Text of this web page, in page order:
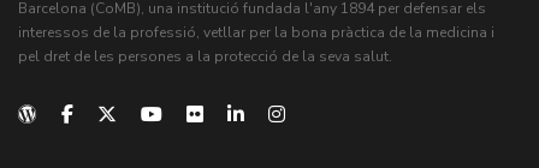
Barcelona (CoMB), una institució fundada l'any 1894 per defensar els
interessos de la professió, vetllar per la bona pràctica de la medicina i
pel dret de les persones a la protecció de la seva salut.